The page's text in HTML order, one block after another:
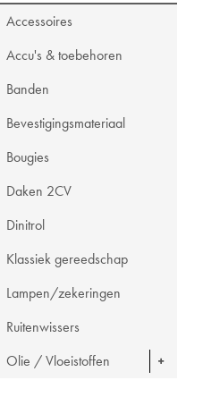
Accessoires
Accu's & toebehoren
Banden
Bevestigingsmateriaal
Bougies
Daken 2CV
Dinitrol
Klassiek gereedschap
Lampen/zekeringen
Ruitenwissers
Olie / Vloeistoffen